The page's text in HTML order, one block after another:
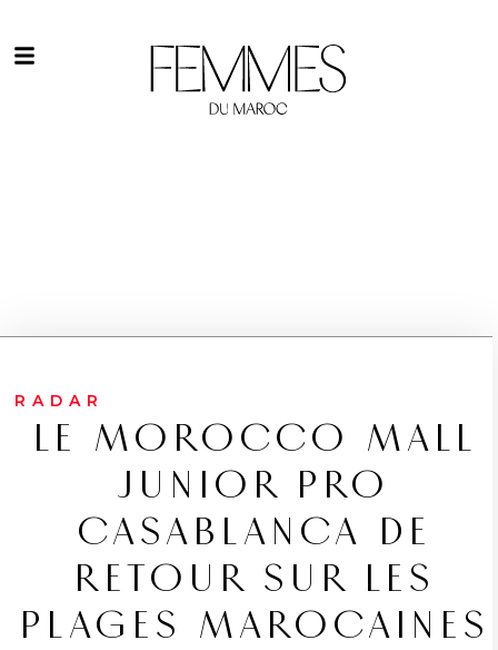
RADAR
LE MOROCCO MALL
JUNIOR PRO
CASABLANCA DE
RETOUR SUR LES
PLAGES MAROCAINES